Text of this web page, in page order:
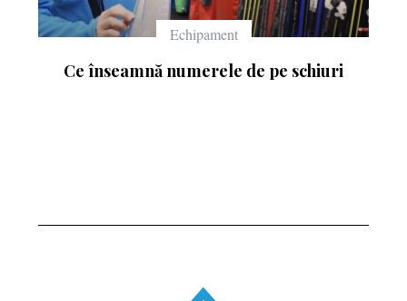
Echipament
Ce înseamnă numerele de pe schiuri